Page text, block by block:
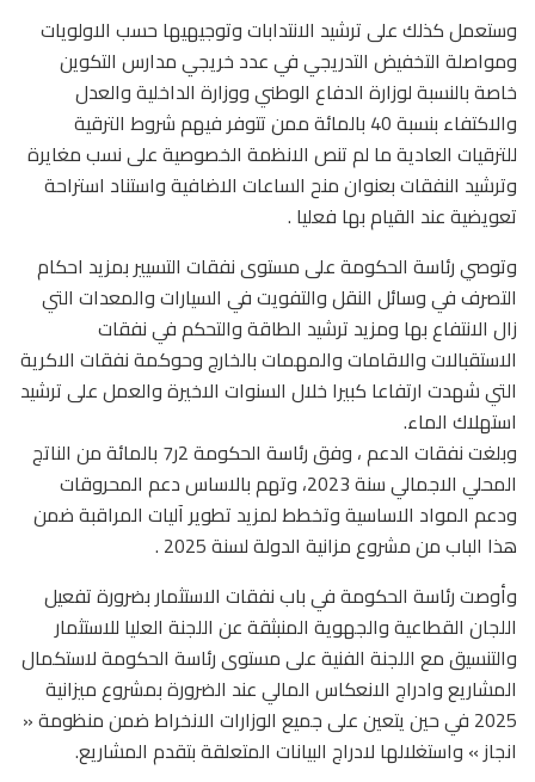
وستعمل كذلك على ترشيد الانتدابات وتوجيهيها حسب الاولويات
ومواصلة التخفيض التدريجي في عدد خريجي مدارس التكوين
خاصة بالنسبة لوزارة الدفاع الوطني ووزارة الداخلية والعدل
والاكتفاء بنسبة 40 بالمائة ممن تتوفر فيهم شروط الترقية
للترقيات العادية ما لم تنص الانظمة الخصوصية على نسب مغايرة
وترشيد النفقات بعنوان منح الساعات الاضافية واستناد استراحة
تعويضية عند القيام بها فعليا .
وتوصي رئاسة الحكومة على مستوى نفقات التسيير بمزيد احكام
التصرف في وسائل النقل والتفويت في السيارات والمعدات التي
زال الانتفاع بها ومزيد ترشيد الطاقة والتحكم في نفقات
الاستقبالات والاقامات والمهمات بالخارج وحوكمة نفقات الاكرية
التي شهدت ارتفاعا كبيرا خلال السنوات الاخيرة والعمل على ترشيد
استهلاك الماء.
وبلغت نفقات الدعم ، وفق رئاسة الحكومة 2ر7 بالمائة من الناتج
المحلي الاجمالي سنة 2023، وتهم بالاساس دعم المحروقات
ودعم المواد الاساسية وتخطط لمزيد تطوير آليات المراقبة ضمن
هذا الباب من مشروع مزانية الدولة لسنة 2025 .
وأوصت رئاسة الحكومة في باب نفقات الاستثمار بضرورة تفعيل
اللجان القطاعية والجهوية المنبثقة عن اللجنة العليا للاستثمار
والتنسيق مع اللجنة الفنية على مستوى رئاسة الحكومة لاستكمال
المشاريع وادراج الانعكاس المالي عند الضرورة بمشروع ميزانية
2025 في حين يتعين على جميع الوزارات الانخراط ضمن منظومة «
انجاز » واستغلالها لادراج البيانات المتعلقة بتقدم المشاريع.